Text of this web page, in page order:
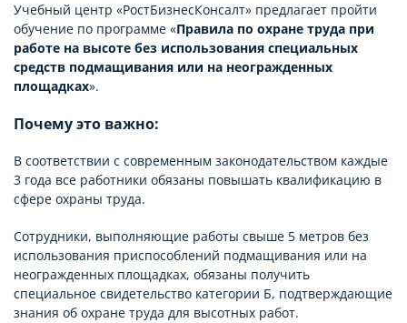
Учебный центр «РостБизнесКонсалт» предлагает пройти
обучение по программе «Правила по охране труда при
работе на высоте без использования специальных
средств подмащивания или на неогражденных
площадках».
Почему это важно:
В соответствии с современным законодательством каждые
3 года все работники обязаны повышать квалификацию в
сфере охраны труда.
Сотрудники, выполняющие работы свыше 5 метров без
использования приспособлений подмащивания или на
неогражденных площадках, обязаны получить
специальное свидетельство категории Б, подтверждающие
знания об охране труда для высотных работ.